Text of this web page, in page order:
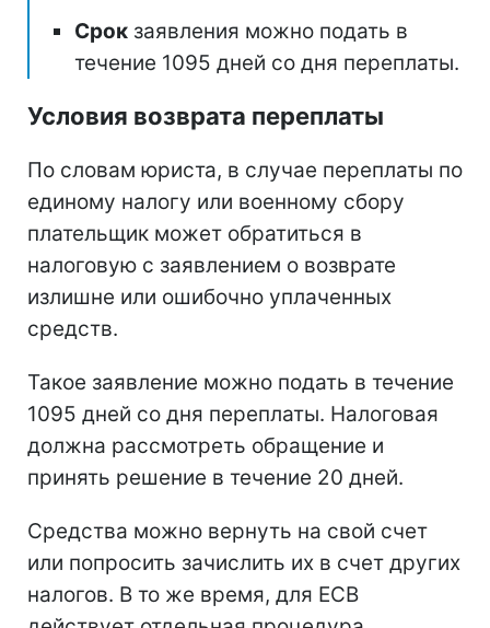
Срок заявления можно подать в
течение 1095 дней со дня переплаты.
Условия возврата переплаты
По словам юриста, в случае переплаты по
единому налогу или военному сбору
плательщик может обратиться в
налоговую с заявлением о возврате
излишне или ошибочно уплаченных
средств.
Такое заявление можно подать в течение
1095 дней со дня переплаты. Налоговая
должна рассмотреть обращение и
принять решение в течение 20 дней.
Средства можно вернуть на свой счет
или попросить зачислить их в счет других
налогов. В то же время, для ЕСВ